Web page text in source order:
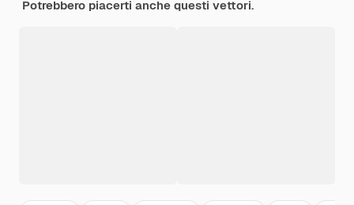
Potrebbero piacerti anche questi vettori.